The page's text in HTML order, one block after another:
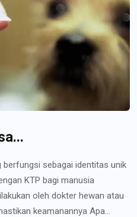
sebagai identitas unik
KTP bagi manusia
oleh dokter hewan atau
keamanannya Apa...